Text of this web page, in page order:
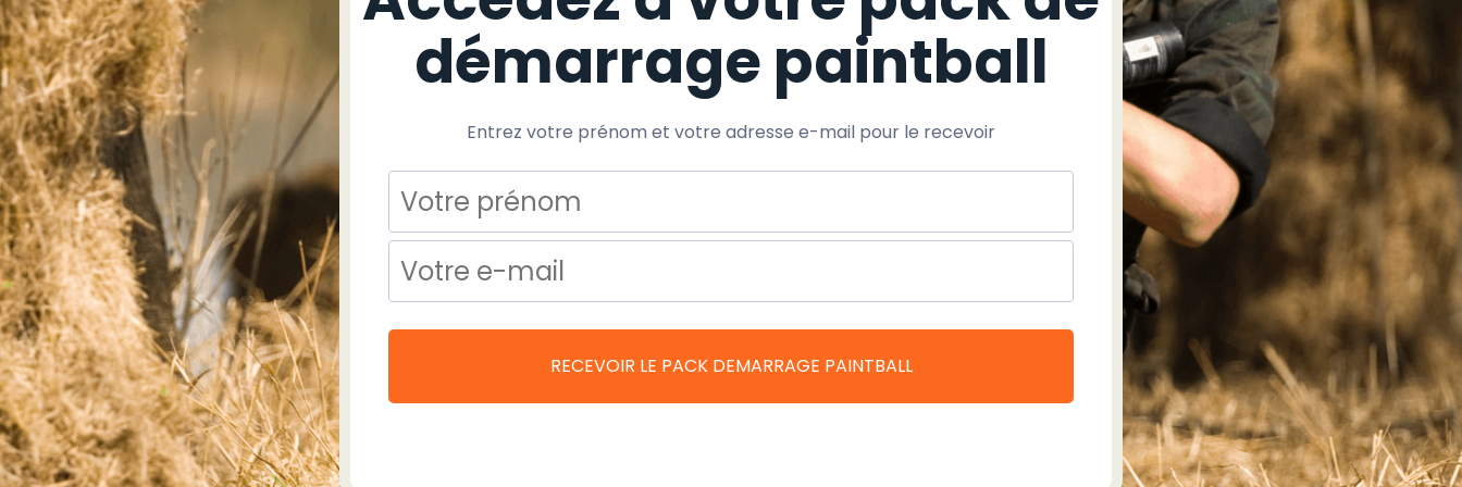
démarrage paintball
Entrez votre prénom et votre adresse e-mail pour le recevoir
RECEVOIR LE PACK DEMARRAGE PAINTBALL